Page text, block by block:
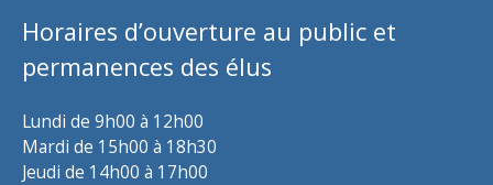
Horaires d’ouverture au public et
permanences des élus
Lundi de 9h00 à 12h00
Mardi de 15h00 à 18h30
Jeudi de 14h00 à 17h00